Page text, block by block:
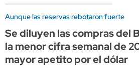
Aunque las reservas rebotaron fuerte
Se diluyen las compras del
la menor cifra semanal de
mayor apetito por el dólar